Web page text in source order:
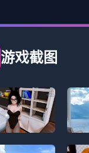
游戏截图